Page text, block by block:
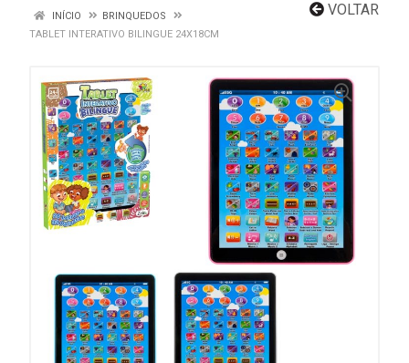
VOLTAR
INÍCIO
BRINQUEDOS
TABLET INTERATIVO BILINGUE 24X18CM